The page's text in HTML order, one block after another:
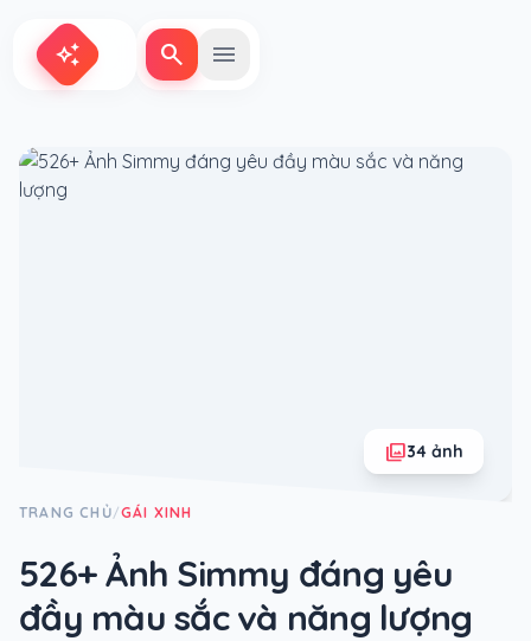
auto_awesome search menu
TRANG CHỦ/GÁI XINH
526+ Ảnh Simmy đáng yêu
đầy màu sắc và năng lượng
photo_library34 ảnh